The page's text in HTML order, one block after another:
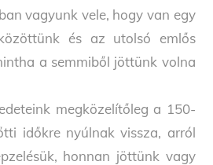
vagyunk vele, hogy van egy
és az utolsó emlős
a semmiből jöttünk volna
megközelítőleg a 150-
időkre nyúlnak vissza, arról
honnan jöttünk vagy